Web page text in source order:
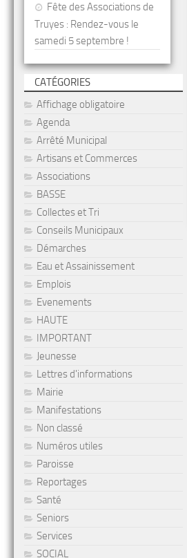
Fête des Associations de
Truyes : Rendez-vous le
samedi 5 septembre !
CATÉGORIES
Affichage obligatoire
Agenda
Arrêté Municipal
Artisans et Commerces
Associations
BASSE
Collectes et Tri
Conseils Municipaux
Démarches
Eau et Assainissement
Emplois
Evenements
HAUTE
IMPORTANT
Jeunesse
Lettres d'informations
Mairie
Manifestations
Non classé
Numéros utiles
Paroisse
Reportages
Santé
Seniors
Services
SOCIAL